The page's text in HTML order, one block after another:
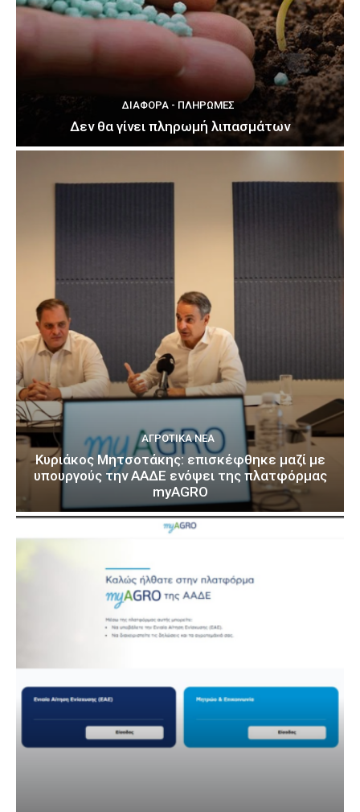
ΔΙΆΦΟΡΑ - ΠΛΗΡΩΜΈΣ
Δεν θα γίνει πληρωμή λιπασμάτων
ΑΓΡΟΤΙΚΆ ΝΈΑ
Κυριάκος Μητσοτάκης: επισκέφθηκε μαζί με
υπουργούς την ΑΑΔΕ ενόψει της πλατφόρμας
myAGRO